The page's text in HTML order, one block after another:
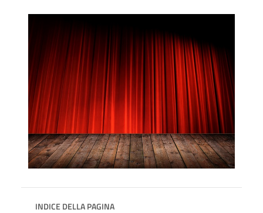
INDICE DELLA PAGINA